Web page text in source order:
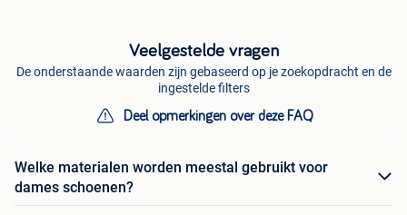
Veelgestelde vragen
De onderstaande waarden zijn gebaseerd op je zoekopdracht en de
ingestelde filters
Deel opmerkingen over deze FAQ
Welke materialen worden meestal gebruikt voor
dames schoenen?